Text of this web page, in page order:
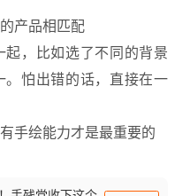
产品相匹配
，比如选了不同的背景
怕出错的话，直接在一
手绘能力才是最重要的